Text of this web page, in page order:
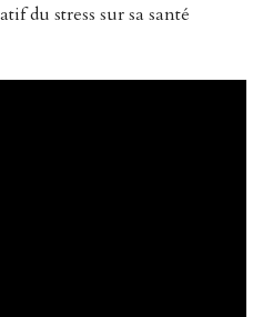
du stress sur sa santé